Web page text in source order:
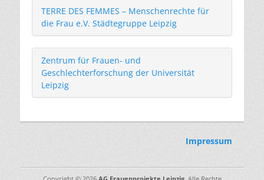
TERRE DES FEMMES – Menschenrechte für
die Frau e.V. Städtegruppe Leipzig
Zentrum für Frauen- und
Geschlechterforschung der Universität
Leipzig
Impressum